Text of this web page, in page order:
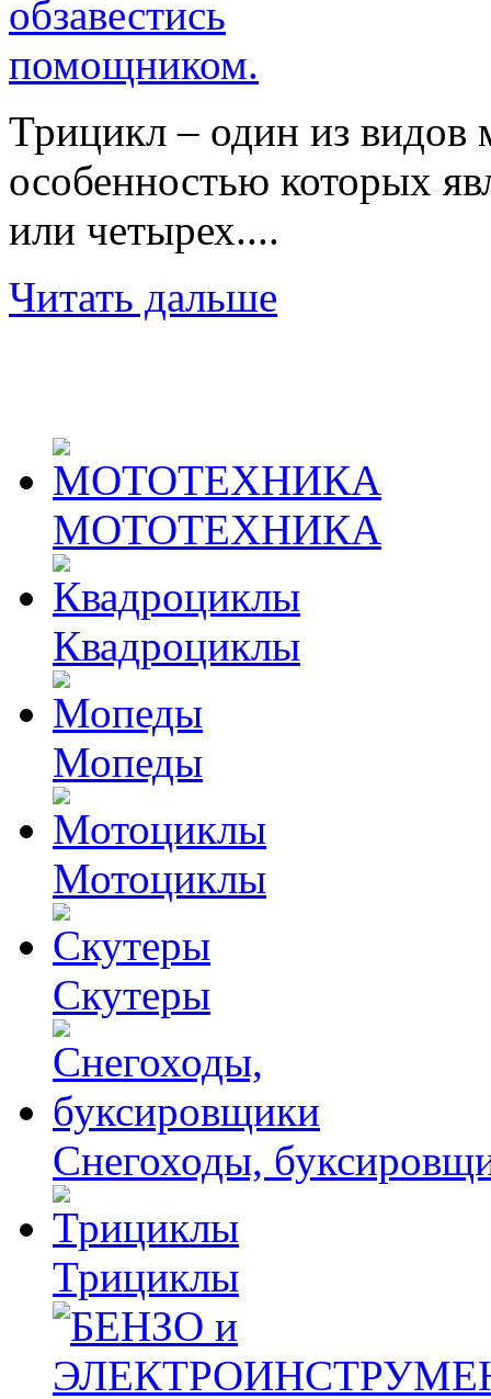
Трицикл – один из видов
особенностью которых
или четырех....
Читать дальше
МОТОТЕХНИКА
Квадроциклы
Мопеды
Мотоциклы
Скутеры
Снегоходы,
Трициклы